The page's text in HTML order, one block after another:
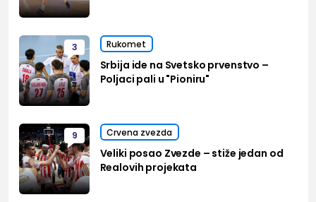
3 Rukomet
Srbija ide na Svetsko prvenstvo –
Poljaci pali u "Pioniru"
9 Crvena zvezda
Veliki posao Zvezde – stiže jedan od
Realovih projekata